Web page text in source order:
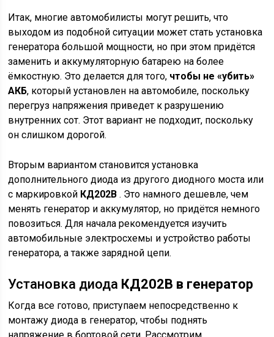
Итак, многие автомобилисты могут решить, что
выходом из подобной ситуации может стать установка
генератора большой мощности, но при этом придётся
заменить и аккумуляторную батарею на более
ёмкостную. Это делается для того, чтобы не «убить»
АКБ, который установлен на автомобиле, поскольку
перегруз напряжения приведет к разрушению
внутренних сот. Этот вариант не подходит, поскольку
он слишком дорогой.
Вторым вариантом становится установка
дополнительного диода из другого диодного моста или
с маркировкой КД202В . Это намного дешевле, чем
менять генератор и аккумулятор, но придётся немного
повозиться. Для начала рекомендуется изучить
автомобильные электросхемы и устройство работы
генератора, а также зарядной цепи.
Установка диода КД202В в генератор
Когда все готово, приступаем непосредственно к
монтажу диода в генератор, чтобы поднять